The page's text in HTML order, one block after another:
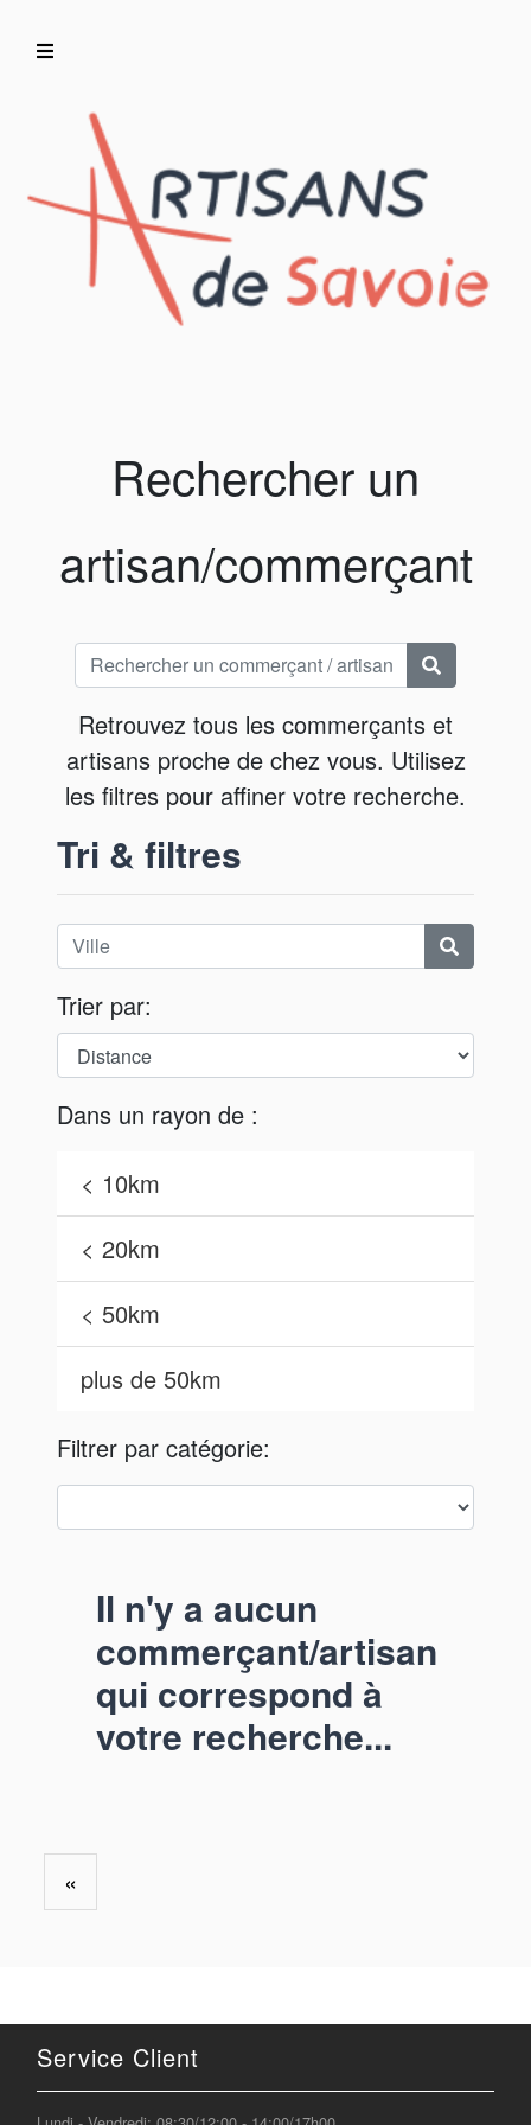
Accueil
Artisans/Commerçants
Rechercher un
artisan/commerçant
Retrouvez tous les commerçants et
artisans proche de chez vous. Utilisez
les filtres pour affiner votre recherche.
Tri & filtres
Trier par:
Dans un rayon de :
< 10km
< 20km
< 50km
plus de 50km
Filtrer par catégorie:
Il n'y a aucun
commerçant/artisan
qui correspond à
votre recherche...
«
Service Client